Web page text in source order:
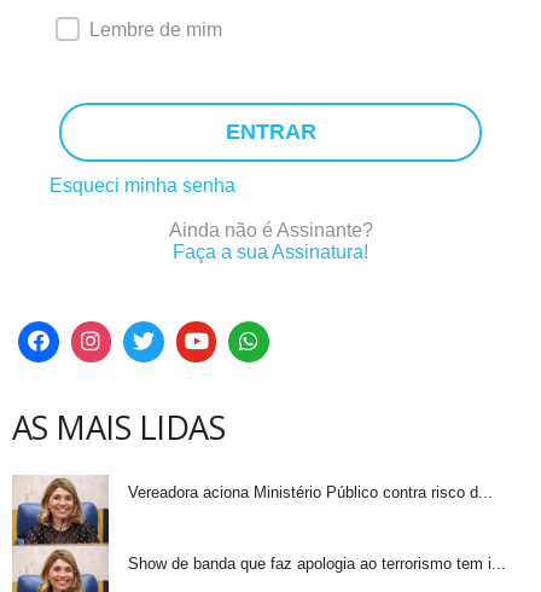
Lembre de mim
ENTRAR
Esqueci minha senha
Ainda não é Assinante?
Faça a sua Assinatura!
AS MAIS LIDAS
Vereadora aciona Ministério Público contra risco d...
Show de banda que faz apologia ao terrorismo tem i...